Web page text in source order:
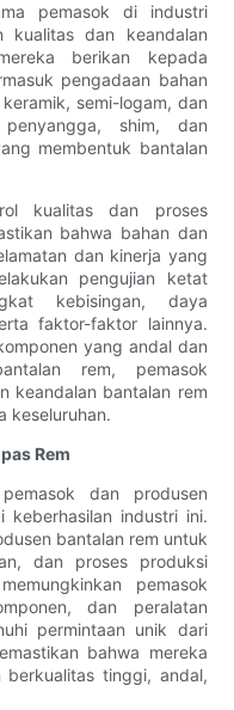
pemasok di industri
kualitas dan keandalan
berikan kepada
pengadaan bahan
semi-logam, dan
shim, dan
membentuk bantalan
kualitas dan proses
bahwa bahan dan
dan kinerja yang
pengujian ketat
kebisingan, daya
faktor-faktor lainnya.
yang andal dan
rem, pemasok
keandalan bantalan rem
keseluruhan.
Rem
dan produsen
industri ini.
bantalan rem untuk
dan proses produksi
pemasok
dan peralatan
permintaan unik dari
bahwa mereka
tinggi, andal,